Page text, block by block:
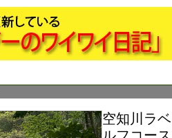
空知川ラ